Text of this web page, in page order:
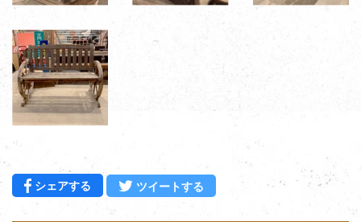
シェアする Facebookでシェアする
ツイートする Twitterに投稿する